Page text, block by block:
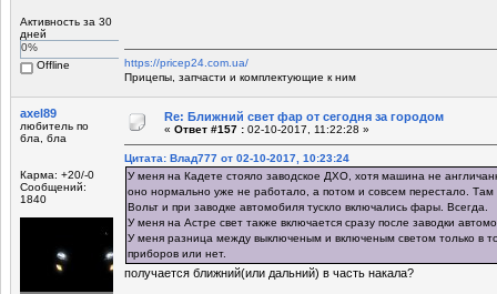
Активность за 30
дней
0%
Offline
https://pricep24.com.ua/
Прицепы, запчасти и комплектующие к ним
axel89
любитель по
бла, бла
Карма: +20/-0
Сообщений:
1840
Re: Ближний свет фар от сегодня за городом
« Ответ #157 : 02-10-2017, 11:22:28 »
Цитата: Влад777 от 02-10-2017, 10:23:24
У меня на Кадете стояло заводское ДХО, хотя машина не
оно нормально уже не работало, а потом и совсем перестало. Там
Вольт и при заводке автомобиля тускло включались фары. Всегда.
У меня на Астре свет также включается сразу после заводки
У меня разница между выключеным и включеным светом только в
приборов или нет.
получается ближний(или дальний) в часть накала?